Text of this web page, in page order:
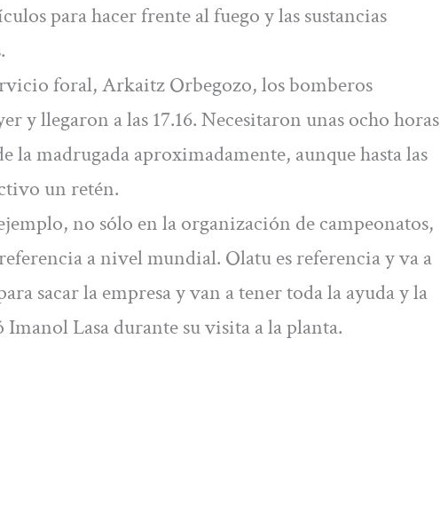
para hacer frente al fuego y las sustancias
foral, Arkaitz Orbegozo, los bomberos
y llegaron a las 17.16. Necesitaron unas ocho horas
madrugada aproximadamente, aunque hasta las
un retén.
no sólo en la organización de campeonatos,
a nivel mundial. Olatu es referencia y va a
sacar la empresa y van a tener toda la ayuda y la
Lasa durante su visita a la planta.